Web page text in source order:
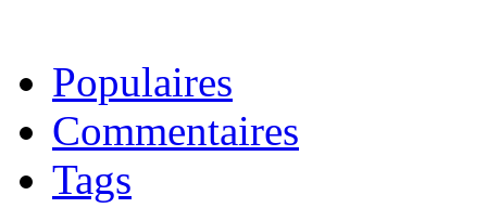
Populaires
Commentaires
Tags